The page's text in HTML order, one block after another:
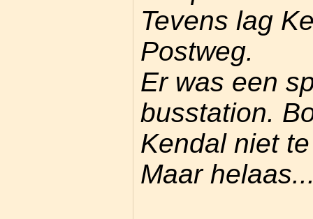
Tevens lag
Postweg.
Er was een
busstation.
Kendal niet
Maar